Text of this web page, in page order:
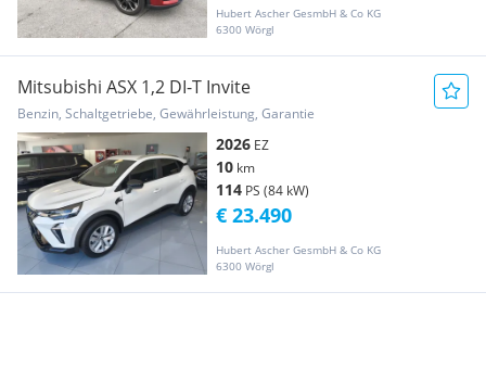
Hubert Ascher GesmbH & Co KG
6300 Wörgl
Mitsubishi ASX 1,2 DI-T Invite
Benzin, Schaltgetriebe, Gewährleistung, Garantie
2026 EZ
10 km
114 PS (84 kW)
Hubert Ascher GesmbH & Co KG
6300 Wörgl
€ 23.490